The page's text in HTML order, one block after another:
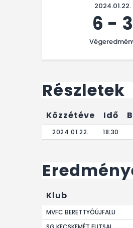
2024.01.22.
6 - 3
Részletek
Közzétéve Idő
2024.01.22. 18:30
Klub
MVFC BERETTYÓÚJFALU